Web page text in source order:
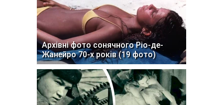
Архівні фото сонячного Ріо-де-
Жанейро 70-х років (19 фото)